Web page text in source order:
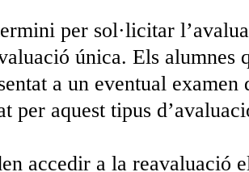
per sol·licitar
única. Els alumnes
a un eventual examen
per aquest tipus
accedir a la reavaluació